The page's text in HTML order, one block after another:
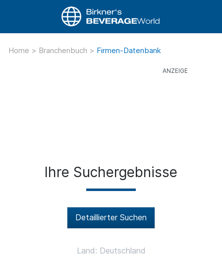
Home > Branchenbuch > Firmen-Datenbank
Ihre Suchergebnisse
Detaillierter Suchen
Land: Deutschland